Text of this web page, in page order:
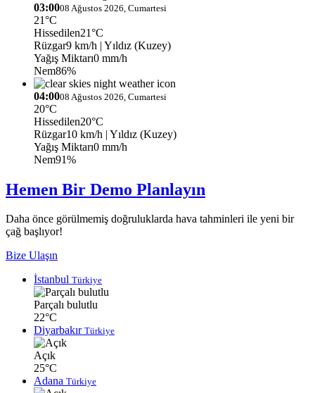
03:0008 Ağustos 2026, Cumartesi
21°C
Hissedilen21°C
Rüzgar9 km/h | Yıldız (Kuzey)
Yağış Miktarı0 mm/h
Nem86%
04:0008 Ağustos 2026, Cumartesi
20°C
Hissedilen20°C
Rüzgar10 km/h | Yıldız (Kuzey)
Yağış Miktarı0 mm/h
Nem91%
Hemen Bir Demo Planlayın
Daha önce görülmemiş doğruluklarda hava tahminleri ile yeni bir
çağ başlıyor!
Bize Ulaşın
İstanbul Türkiye
Parçalı bulutlu
22°C
Diyarbakır Türkiye
Açık
25°C
Adana Türkiye